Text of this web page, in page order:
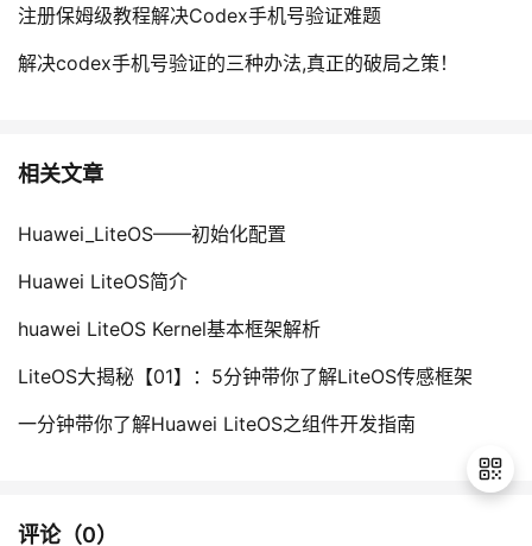
注册保姆级教程解决Codex手机号验证难题
解决codex手机号验证的三种办法,真正的破局之策！
相关文章
Huawei_LiteOS——初始化配置
Huawei LiteOS简介
huawei LiteOS Kernel基本框架解析
LiteOS大揭秘【01】：5分钟带你了解LiteOS传感框架
一分钟带你了解Huawei LiteOS之组件开发指南
评论（0）